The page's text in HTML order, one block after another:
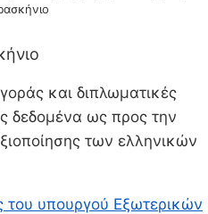
και διπλωματικές
δεδομένα ως προς την
των ελληνικών
του υπουργού Εξωτερικών